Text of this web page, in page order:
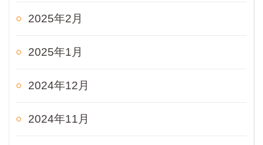
2025年2月
2025年1月
2024年12月
2024年11月